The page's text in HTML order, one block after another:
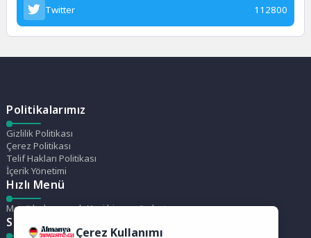
Twitter 112800
Politikalarımız
Gizlilik Politikası
Çerez Politikası
Telif Hakları Politikası
İçerik Yönetimi
Hızlı Menü
Menü bulunamadı. Yeni bir menü oluştur.
Son Yazılar
Çerez Kullanımı